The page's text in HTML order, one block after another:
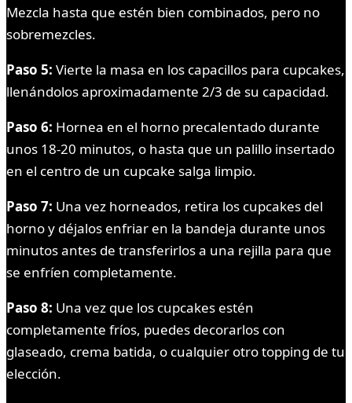
Mezcla hasta que estén bien combinados, pero no
sobremezcles.
Paso 5: Vierte la masa en los capacillos para cupcakes,
llenándolos aproximadamente 2/3 de su capacidad.
Paso 6: Hornea en el horno precalentado durante
unos 18-20 minutos, o hasta que un palillo insertado
en el centro de un cupcake salga limpio.
Paso 7: Una vez horneados, retira los cupcakes del
horno y déjalos enfriar en la bandeja durante unos
minutos antes de transferirlos a una rejilla para que
se enfríen completamente.
Paso 8: Una vez que los cupcakes estén
completamente fríos, puedes decorarlos con
glaseado, crema batida, o cualquier otro topping de tu
elección.